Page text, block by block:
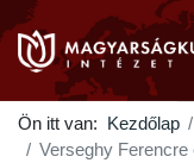
Ön itt van: Kezdőlap
Verseghy Ferencre